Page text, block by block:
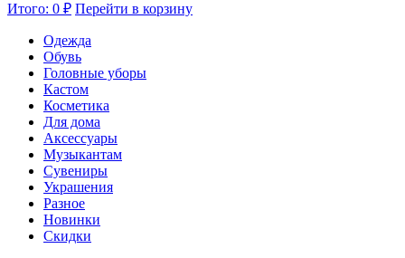
Итого: 0 ₽ Перейти в корзину
Одежда
Обувь
Головные уборы
Кастом
Косметика
Для дома
Аксессуары
Музыкантам
Сувениры
Украшения
Разное
Новинки
Скидки